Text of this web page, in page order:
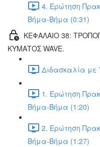
4. Ερώτηση
Βήμα-Βήμα (0:31)
ΚΕΦΑΛΑΙΟ 38:
ΚΥΜΑΤΟΣ WAVE.
Διδασκαλία με
1. Ερώτηση
Βήμα-Βήμα (1:20)
2. Ερώτηση
Βήμα-Βήμα (1:27)